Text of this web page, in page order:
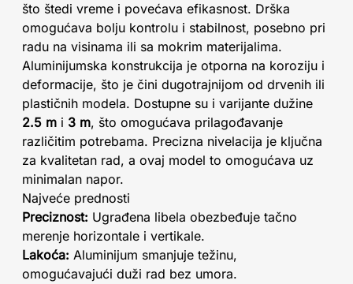
što štedi vreme i povećava efikasnost. Drška
omogućava bolju kontrolu i stabilnost, posebno pri
radu na visinama ili sa mokrim materijalima.
Aluminijumska konstrukcija je otporna na koroziju i
deformacije, što je čini dugotrajnijom od drvenih ili
plastičnih modela. Dostupne su i varijante dužine
2.5 m i 3 m, što omogućava prilagođavanje
različitim potrebama. Precizna nivelacija je ključna
za kvalitetan rad, a ovaj model to omogućava uz
minimalan napor.
Najveće prednosti
Preciznost: Ugrađena libela obezbeđuje tačno
merenje horizontale i vertikale.
Lakoća: Aluminijum smanjuje težinu,
omogućavajući duži rad bez umora.